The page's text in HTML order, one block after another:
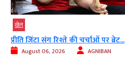
खेल
प्रीति जिंटा संग रिश्ते की चर्चाओं पर ब्रेट...
August 06, 2026 AGNIBAN